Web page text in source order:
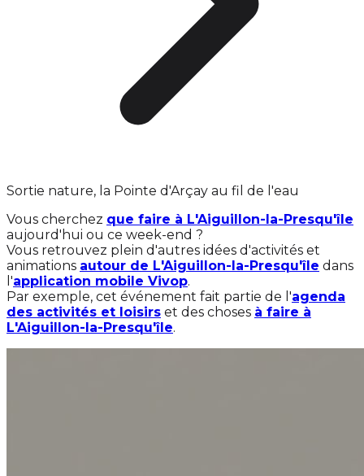
Sortie nature, la Pointe d'Arçay au fil de l'eau
Vous cherchez que faire à L'Aiguillon-la-Presqu'île
aujourd'hui ou ce week-end ?
Vous retrouvez plein d'autres idées d'activités et
animations autour de L'Aiguillon-la-Presqu'île dans
l'application mobile Vivop.
Par exemple, cet événement fait partie de l'agenda
des activités et loisirs et des choses à faire à
L'Aiguillon-la-Presqu'île.